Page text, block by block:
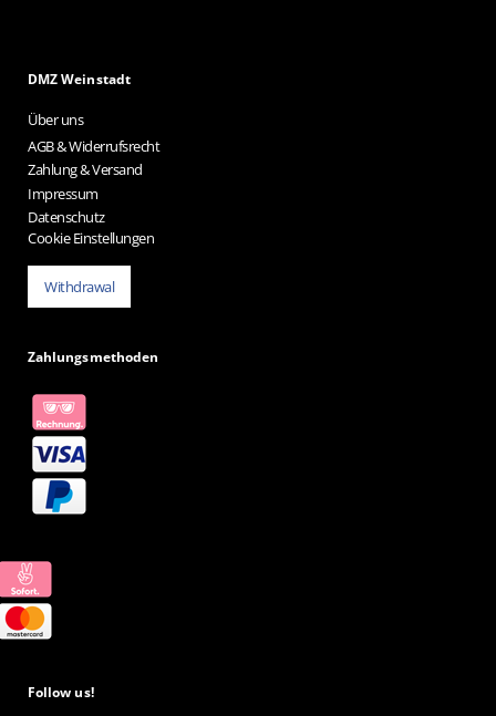
DMZ Weinstadt
Über uns
AGB & Widerrufsrecht
Zahlung & Versand
Impressum
Datenschutz
Cookie Einstellungen
Withdrawal
Zahlungsmethoden
Follow us!